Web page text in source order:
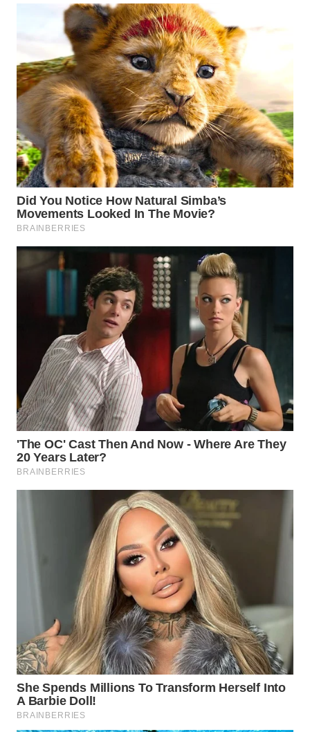
PRIANGAN
TIMUR
WN
SEMARANG
WN
SOLO
WN
BOROBUDUR
WN
MADURA
SURABAYA
WN
NATUNA
WN
BINTAN
WN
MANDALIKA
BORNEO
Wahana
Media
Group
WAHANA